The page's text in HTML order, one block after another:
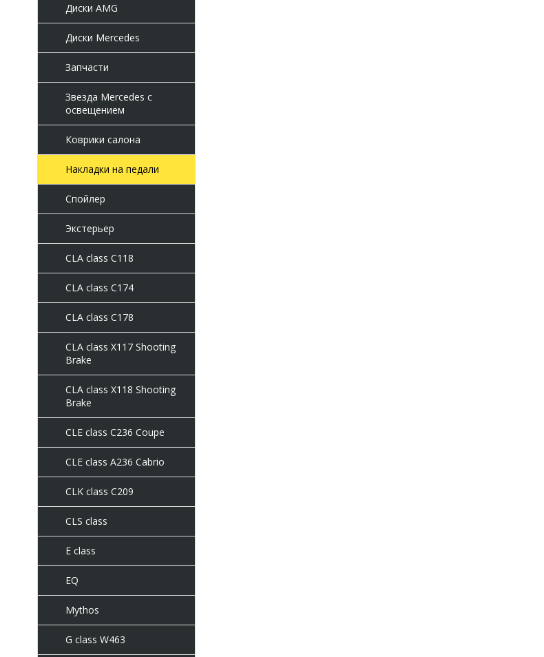
Диски AMG
Диски Mercedes
Запчасти
Звезда Mercedes с
освещением
Коврики салона
Накладки на педали
Спойлер
Экстерьер
CLA class C118
CLA class C174
CLA class C178
CLA class X117 Shooting
Brake
CLA class X118 Shooting
Brake
CLE class C236 Coupe
CLE class A236 Cabrio
CLK class C209
CLS class
E class
EQ
Mythos
G class W463